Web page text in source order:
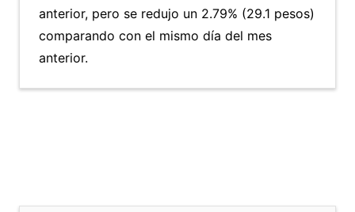
anterior, pero se redujo un 2.79% (29.1 pesos)
comparando con el mismo día del mes
anterior.